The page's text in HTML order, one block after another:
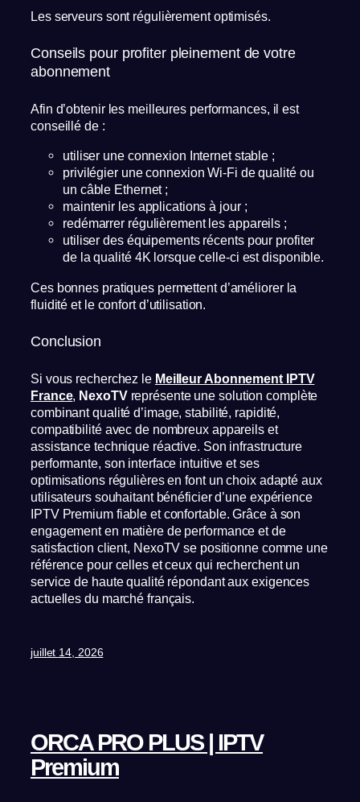
Les serveurs sont régulièrement optimisés.
Conseils pour profiter pleinement de votre
abonnement
Afin d’obtenir les meilleures performances, il est
conseillé de :
utiliser une connexion Internet stable ;
privilégier une connexion Wi-Fi de qualité ou
un câble Ethernet ;
maintenir les applications à jour ;
redémarrer régulièrement les appareils ;
utiliser des équipements récents pour profiter
de la qualité 4K lorsque celle-ci est disponible.
Ces bonnes pratiques permettent d’améliorer la
fluidité et le confort d’utilisation.
Conclusion
Si vous recherchez le Meilleur Abonnement IPTV
France, NexoTVreprésente une solution complète
combinant qualité d’image, stabilité, rapidité,
compatibilité avec de nombreux appareils et
assistance technique réactive. Son infrastructure
performante, son interface intuitive et ses
optimisations régulières en font un choix adapté aux
utilisateurs souhaitant bénéficier d’une expérience
IPTV Premium fiable et confortable. Grâce à son
engagement en matière de performance et de
satisfaction client, NexoTV se positionne comme une
référence pour celles et ceux qui recherchent un
service de haute qualité répondant aux exigences
actuelles du marché français.
juillet 14, 2026
ORCA PRO PLUS | IPTV
Premium